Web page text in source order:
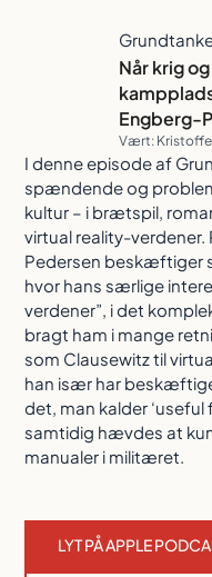
Når krig
Engberg-
Vært:
I denne episode af
spændende og
kultur – i brætspil,
virtual reality-
Pedersen beskæftiger
hvor hans særlige
verdener”, i det
bragt ham i mange
som Clausewitz til
han især har
det, man kalder ‘useful
samtidig hævdes at
manualer i militæret.
LYT PÅ APPLE